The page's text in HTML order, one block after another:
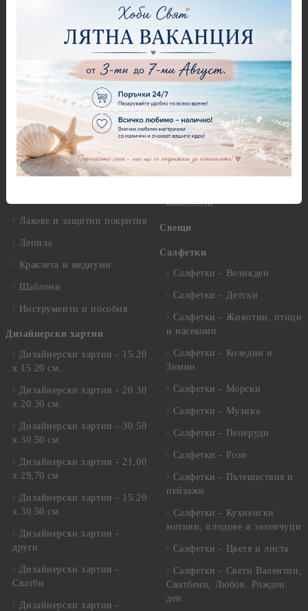
Фина оризова декупажна
хартия Stamperia - 21 х
29.см. - 28гр.
Декупажна хартия - Други
Антични пасти
Вакс пасти
Грунд, Основи, Релефни
пасти
Лакове и защитни покрития
Лепила
Краклета и медиуми
Шаблони
Инструменти и пособия
Дизайнерски хартии
Дизайнерски хартии - 15.20
х 15.20 см.
Дизайнерски хартии - 20.30
х 20.30 см.
Дизайнерски хартии - 30.50
х 30.50 см.
Дизайнерски хартии - 21,00
х 29,70 см
Дизайнерски хартии - 15.20
x 30.50 см.
Дизайнерски хартии -
други
Дизайнерски хартии -
Сватби
Дизайнерски хартии -
Перфоратори - Животни
Перфоратори - Коледни и
Зимни
Рисуване
Грунд и почистващи
разтвори
Платна за рисуване
Стативи и поставки
Четки и инструменти
комплекти
Свещи
Салфетки
Салфетки - Великден
Салфетки - Детски
Салфетки - Животни, птици
и насекоми
Салфетки - Коледни и
Зимни
Салфетки - Морски
Салфетки - Музика
Салфетки - Пеперуди
Салфетки - Рози
Салфетки - Пътешествия и
пейзажи
Салфетки - Кухненски
мотиви, плодове и зеленчуци
Салфетки - Цветя и листа
Салфетки - Свети Валентин,
Сватбени, Любов, Рожден
ден